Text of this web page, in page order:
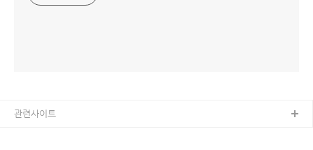
관련사이트